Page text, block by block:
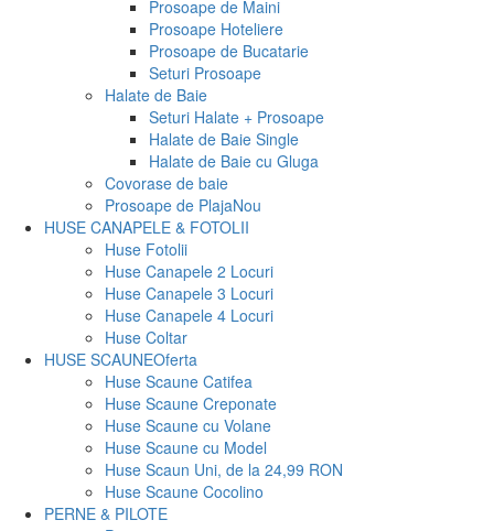
Prosoape de Maini
Prosoape Hoteliere
Prosoape de Bucatarie
Seturi Prosoape
Halate de Baie
Seturi Halate + Prosoape
Halate de Baie Single
Halate de Baie cu Gluga
Covorase de baie
Prosoape de PlajaNou
HUSE CANAPELE & FOTOLII
Huse Fotolii
Huse Canapele 2 Locuri
Huse Canapele 3 Locuri
Huse Canapele 4 Locuri
Huse Coltar
HUSE SCAUNEOferta
Huse Scaune Catifea
Huse Scaune Creponate
Huse Scaune cu Volane
Huse Scaune cu Model
Huse Scaun Uni, de la 24,99 RON
Huse Scaune Cocolino
PERNE & PILOTE